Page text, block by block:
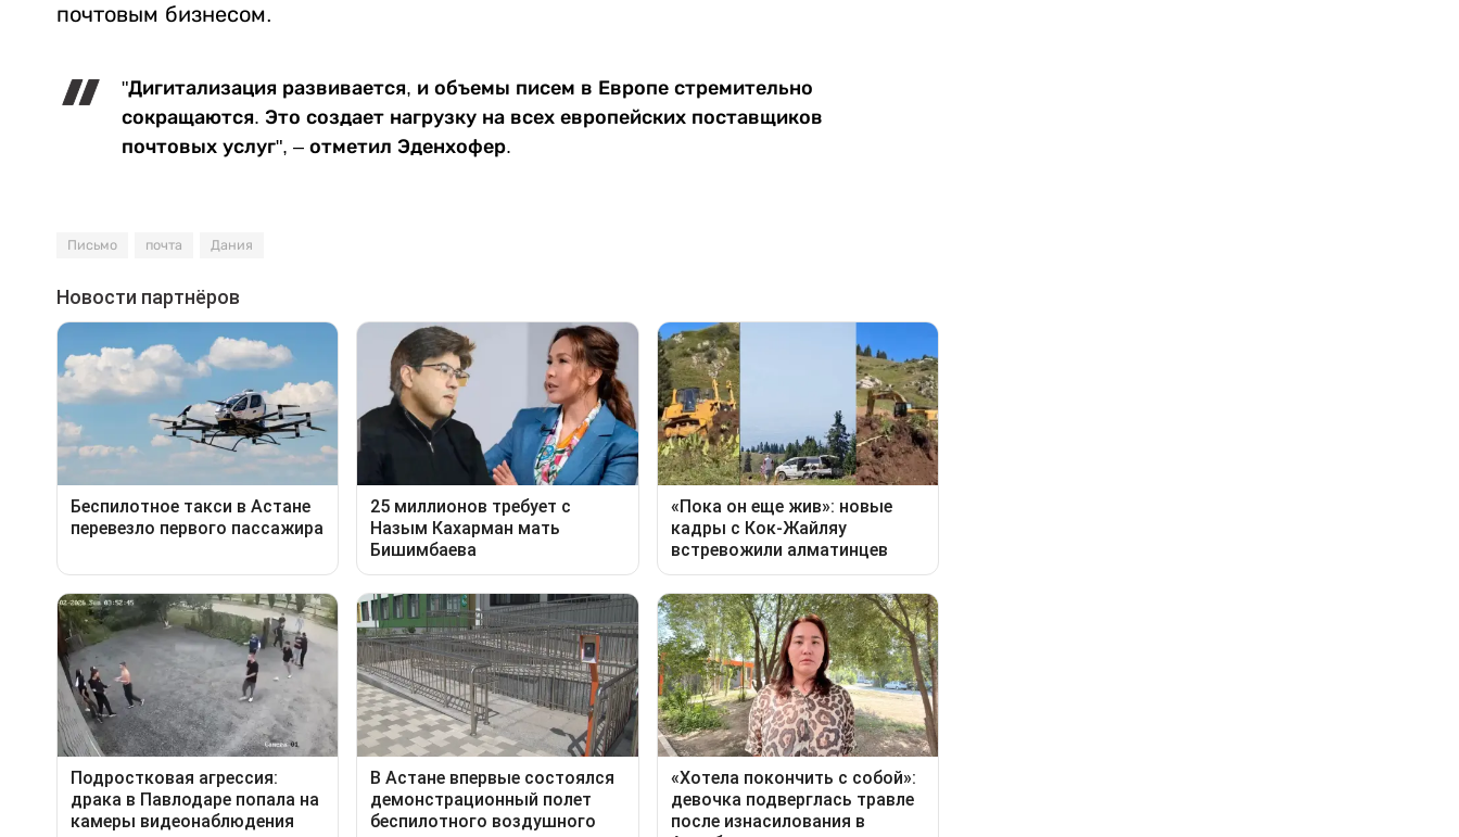
почтовым бизнесом.
"Дигитализация развивается, и объемы писем в Европе стремительно
сокращаются. Это создает нагрузку на всех европейских поставщиков
почтовых услуг", – отметил Эденхофер.
Письмо почта Дания